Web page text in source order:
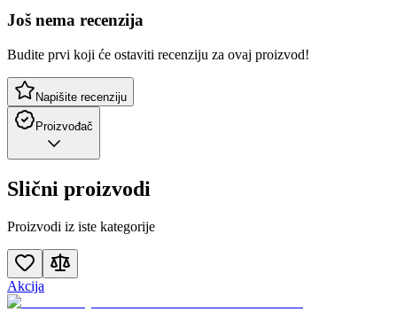
Još nema recenzija
Budite prvi koji će ostaviti recenziju za ovaj proizvod!
Napišite recenziju
Proizvođač
Slični proizvodi
Proizvodi iz iste kategorije
Akcija